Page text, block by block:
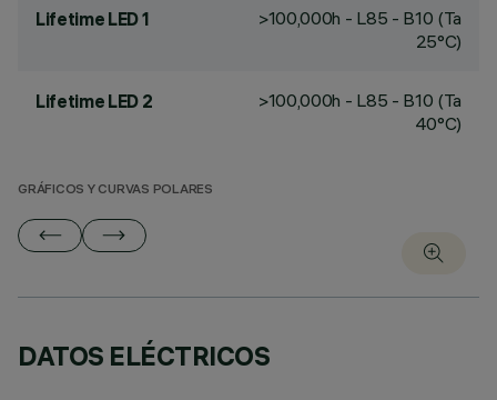
Lifetime LED 1
>100,000h - L85 - B10 (Ta
25°C)
Lifetime LED 2
>100,000h - L85 - B10 (Ta
40°C)
GRÁFICOS Y CURVAS POLARES
DATOS ELÉCTRICOS